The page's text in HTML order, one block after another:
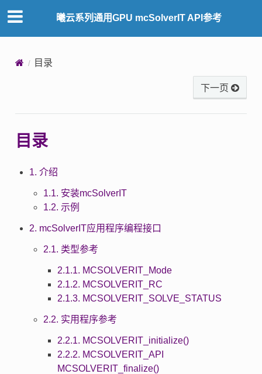
曦云系列通用GPU mcSolverIT API参考
目录
下一页
目录
1. 介绍
1.1. 安装mcSolverIT
1.2. 示例
2. mcSolverIT应用程序编程接口
2.1. 类型参考
2.1.1. MCSOLVERIT_Mode
2.1.2. MCSOLVERIT_RC
2.1.3. MCSOLVERIT_SOLVE_STATUS
2.2. 实用程序参考
2.2.1. MCSOLVERIT_initialize()
2.2.2. MCSOLVERIT_API
MCSOLVERIT_finalize()